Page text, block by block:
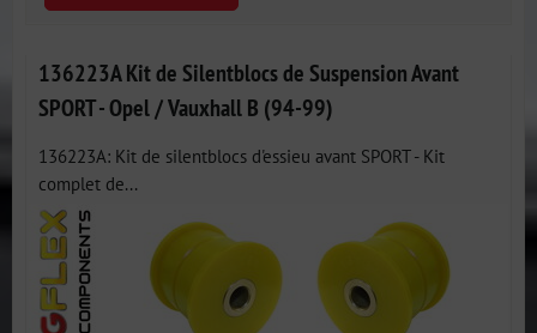
136223A Kit de Silentblocs de Suspension Avant
SPORT - Opel / Vauxhall B (94-99)
136223A: Kit de silentblocs d'essieu avant SPORT - Kit
complet de...